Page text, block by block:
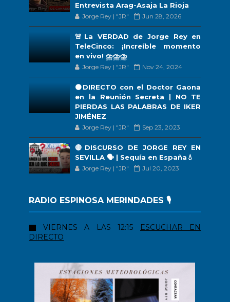
Entrevista Arag-Asaja La Rioja
Jorge Rey | "JR" Jun 28, 2026
🚨La VERDAD de Jorge Rey en
TeleCinco: ¡Increíble momento
en vivo! ⛈️⛈️⛈️
Jorge Rey | "JR" Nov 24, 2024
🟠DIRECTO con el Doctor Gaona
en la Reunión Secreta | NO TE
PIERDAS LAS PALABRAS DE IKER
JIMÉNEZ
Jorge Rey | "JR" Sep 23, 2023
🔴DISCURSO DE JORGE REY EN
SEVILLA 🗣 | Sequía en España💧
Jorge Rey | "JR" Jul 20, 2023
RADIO ESPINOSA MERINDADES 🎙️
VIERNES A LAS 12:15
ESCUCHAR EN
DIRECTO